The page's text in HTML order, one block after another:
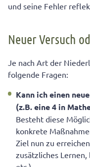
und seine Fehler
Neuer Versuch
Je nach Art der
folgende Fragen:
Kann ich einen
(z.B. eine 4 in
Besteht diese
konkrete
Ziel nun zu
zusätzliches